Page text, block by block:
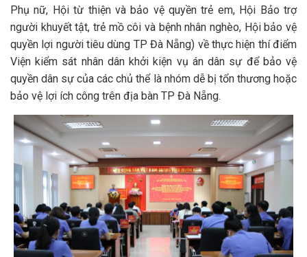
Phụ nữ, Hội từ thiện và bảo vệ quyền trẻ em, Hội Bảo trợ
người khuyết tật, trẻ mồ côi và bệnh nhân nghèo, Hội bảo vệ
quyền lợi người tiêu dùng TP Đà Nẵng) về thực hiện thí điểm
Viện kiểm sát nhân dân khởi kiện vụ án dân sự để bảo vệ
quyền dân sự của các chủ thể là nhóm dễ bị tổn thương hoặc
bảo vệ lợi ích công trên địa bàn TP Đà Nẵng.